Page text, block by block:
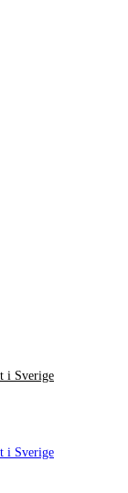
i Sverige
i Sverige